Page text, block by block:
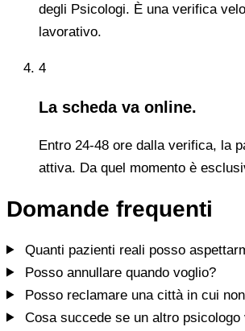
degli Psicologi. È una verifica
lavorativo.
4
La scheda va online.
Entro 24-48 ore dalla verifica, la
attiva. Da quel momento è
Domande frequenti
Quanti pazienti reali posso
Posso annullare quando voglio?
Posso reclamare una città in cui
Cosa succede se un altro